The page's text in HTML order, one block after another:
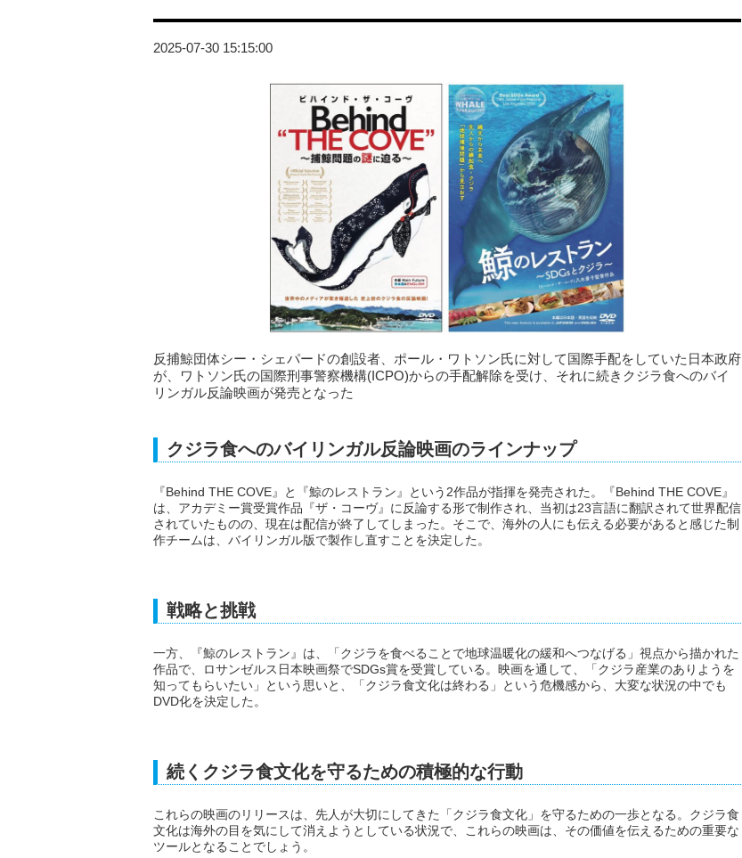
2025-07-30 15:15:00
反捕鯨団体シー・シェパードの創設者、ポール・ワトソン氏に対して国際手配をしていた日本政府
が、ワトソン氏の国際刑事警察機構(ICPO)からの手配解除を受け、それに続きクジラ食へのバイ
リンガル反論映画が発売となった
クジラ食へのバイリンガル反論映画のラインナップ
『Behind THE COVE』と『鯨のレストラン』という2作品が指揮を発売された。『Behind THE COVE』
は、アカデミー賞受賞作品『ザ・コーヴ』に反論する形で制作され、当初は23言語に翻訳されて世界配信
されていたものの、現在は配信が終了してしまった。そこで、海外の人にも伝える必要があると感じた制
作チームは、バイリンガル版で製作し直すことを決定した。
戦略と挑戦
一方、『鯨のレストラン』は、「クジラを食べることで地球温暖化の緩和へつなげる」視点から描かれた
作品で、ロサンゼルス日本映画祭でSDGs賞を受賞している。映画を通して、「クジラ産業のありようを
知ってもらいたい」という思いと、「クジラ食文化は終わる」という危機感から、大変な状況の中でも
DVD化を決定した。
続くクジラ食文化を守るための積極的な行動
これらの映画のリリースは、先人が大切にしてきた「クジラ食文化」を守るための一歩となる。クジラ食
文化は海外の目を気にして消えようとしている状況で、これらの映画は、その価値を伝えるための重要な
ツールとなることでしょう。